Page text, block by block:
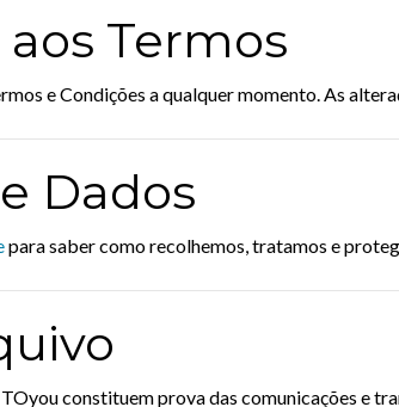
Termos
e Condições a qualquer momento. As
Dados
para saber como recolhemos, tratamos e
constituem prova das comunicações e